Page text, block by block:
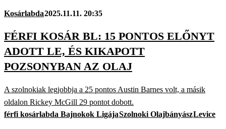
Kosárlabda2025.11.11. 20:35
FÉRFI KOSÁR BL: 15 PONTOS ELŐNYT
ADOTT LE, ÉS KIKAPOTT
POZSONYBAN AZ OLAJ
A szolnokiak legjobbja a 25 pontos Austin Barnes volt, a másik
oldalon Rickey McGill 29 pontot dobott.
férfi kosárlabda Bajnokok LigájaSzolnoki OlajbányászLevice